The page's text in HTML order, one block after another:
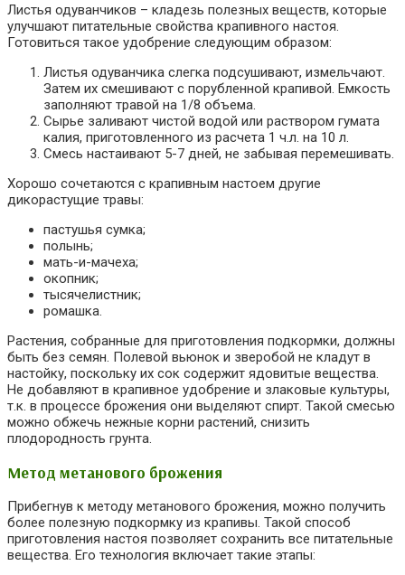
Листья одуванчиков – кладезь полезных веществ, которые
улучшают питательные свойства крапивного настоя.
Готовиться такое удобрение следующим образом:
Листья одуванчика слегка подсушивают, измельчают.
Затем их смешивают с порубленной крапивой. Емкость
заполняют травой на 1/8 объема.
Сырье заливают чистой водой или раствором гумата
калия, приготовленного из расчета 1 ч.л. на 10 л.
Смесь настаивают 5-7 дней, не забывая перемешивать.
Хорошо сочетаются с крапивным настоем другие
дикорастущие травы:
пастушья сумка;
полынь;
мать-и-мачеха;
окопник;
тысячелистник;
ромашка.
Растения, собранные для приготовления подкормки, должны
быть без семян. Полевой вьюнок и зверобой не кладут в
настойку, поскольку их сок содержит ядовитые вещества.
Не добавляют в крапивное удобрение и злаковые культуры,
т.к. в процессе брожения они выделяют спирт. Такой смесью
можно обжечь нежные корни растений, снизить
плодородность грунта.
Метод метанового брожения
Прибегнув к методу метанового брожения, можно получить
более полезную подкормку из крапивы. Такой способ
приготовления настоя позволяет сохранить все питательные
вещества. Его технология включает такие этапы: